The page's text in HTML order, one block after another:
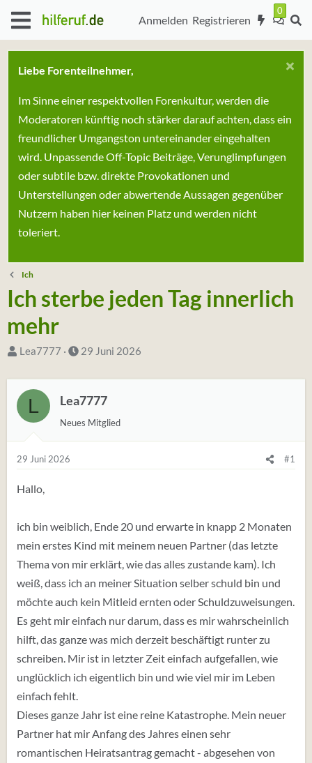
Anmelden Registrieren
Liebe Forenteilnehmer,
Im Sinne einer respektvollen Forenkultur, werden die
Moderatoren künftig noch stärker darauf achten, dass ein
freundlicher Umgangston untereinander eingehalten
wird. Unpassende Off-Topic Beiträge, Verunglimpfungen
oder subtile bzw. direkte Provokationen und
Unterstellungen oder abwertende Aussagen gegenüber
Nutzern haben hier keinen Platz und werden nicht
toleriert.
Ich
Ich sterbe jeden Tag innerlich
mehr
S
t
r
*
i
Lea7777
D
u
m
a
29 Juni 2026
L Lea7777
Neues Mitglied
29 Juni 2026 #1
Hallo,
ich bin weiblich, Ende 20 und erwarte in knapp 2 Monaten
mein erstes Kind mit meinem neuen Partner (das letzte
Thema von mir erklärt, wie das alles zustande kam). Ich
weiß, dass ich an meiner Situation selber schuld bin und
möchte auch kein Mitleid ernten oder Schuldzuweisungen.
Es geht mir einfach nur darum, dass es mir wahrscheinlich
hilft, das ganze was mich derzeit beschäftigt runter zu
schreiben. Mir ist in letzter Zeit einfach aufgefallen, wie
unglücklich ich eigentlich bin und wie viel mir im Leben
einfach fehlt.
Dieses ganze Jahr ist eine reine Katastrophe. Mein neuer
Partner hat mir Anfang des Jahres einen sehr
romantischen Heiratsantrag gemacht - abgesehen von